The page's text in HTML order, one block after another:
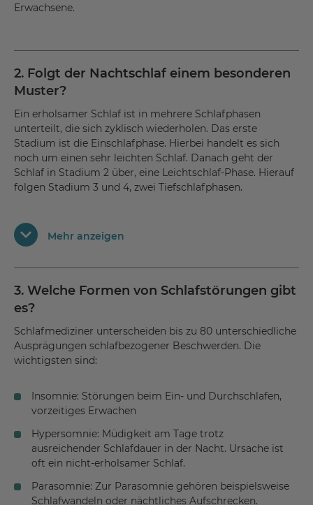
Erwachsene.
2. Folgt der Nachtschlaf einem besonderen
Muster?
Ein erholsamer Schlaf ist in mehrere Schlafphasen
unterteilt, die sich zyklisch wiederholen. Das erste
Stadium ist die Einschlafphase. Hierbei handelt es sich
noch um einen sehr leichten Schlaf. Danach geht der
Schlaf in Stadium 2 über, eine Leichtschlaf-Phase. Hierauf
folgen Stadium 3 und 4, zwei Tiefschlafphasen.
Anschließend geht der Tiefschlaf in die sogenannte REM-
Phase über (REM = rapid eye movement), in der sich die
stärker. Der gesamte Zyklus läuft etwa vier- bis sechsmal
pro Nacht ab.
Mehr anzeigen
3. Welche Formen von Schlafstörungen gibt
es?
Schlafmediziner unterscheiden bis zu 80 unterschiedliche
Ausprägungen schlafbezogener Beschwerden. Die
wichtigsten sind:
Insomnie: Störungen beim Ein- und Durchschlafen,
vorzeitiges Erwachen
Hypersomnie: Müdigkeit am Tage trotz
ausreichender Schlafdauer in der Nacht. Ursache ist
oft ein nicht-erholsamer Schlaf.
Parasomnie: Zur Parasomnie gehören beispielsweise
Schlafwandeln oder nächtliches Aufschrecken.